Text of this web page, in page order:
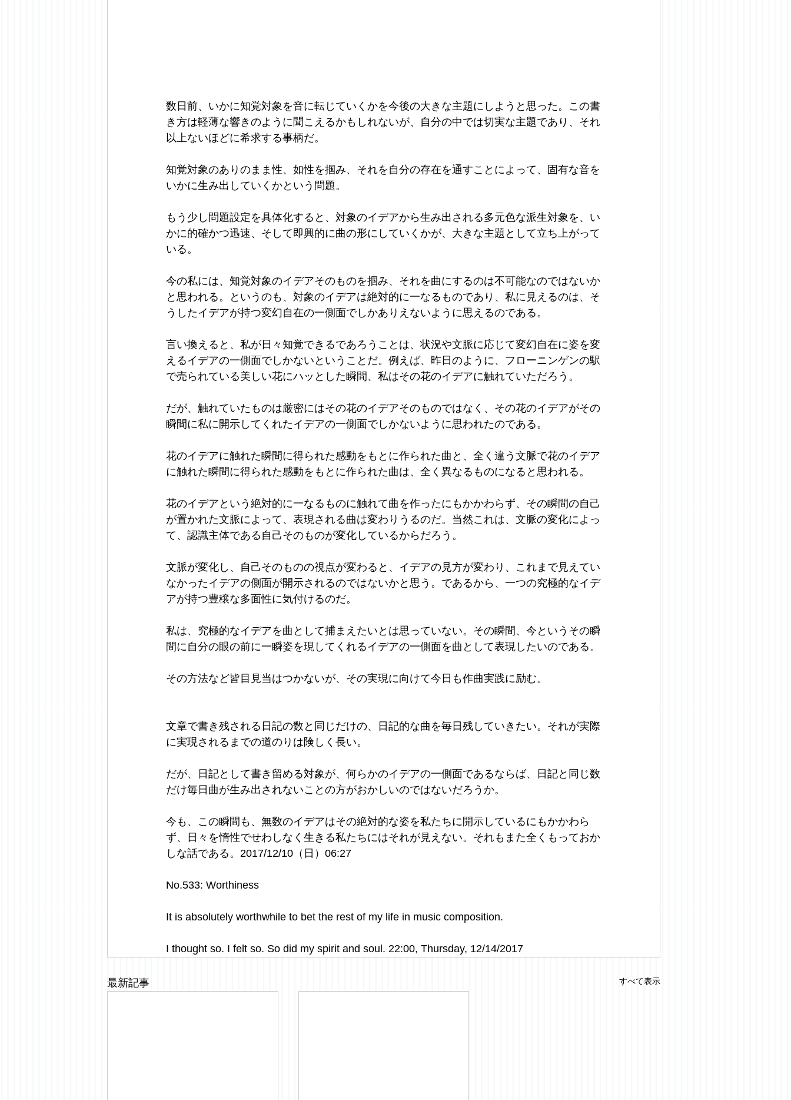
数日前、いかに知覚対象を音に転じていくかを今後の大きな主題にしようと思った。この書
き方は軽薄な響きのように聞こえるかもしれないが、自分の中では切実な主題であり、それ
以上ないほどに希求する事柄だ。
知覚対象のありのまま性、如性を掴み、それを自分の存在を通すことによって、固有な音を
いかに生み出していくかという問題。
もう少し問題設定を具体化すると、対象のイデアから生み出される多元色な派生対象を、い
かに的確かつ迅速、そして即興的に曲の形にしていくかが、大きな主題として立ち上がって
いる。
今の私には、知覚対象のイデアそのものを掴み、それを曲にするのは不可能なのではないか
と思われる。というのも、対象のイデアは絶対的に一なるものであり、私に見えるのは、そ
うしたイデアが持つ変幻自在の一側面でしかありえないように思えるのである。
言い換えると、私が日々知覚できるであろうことは、状況や文脈に応じて変幻自在に姿を変
えるイデアの一側面でしかないということだ。例えば、昨日のように、フローニンゲンの駅
で売られている美しい花にハッとした瞬間、私はその花のイデアに触れていただろう。
だが、触れていたものは厳密にはその花のイデアそのものではなく、その花のイデアがその
瞬間に私に開示してくれたイデアの一側面でしかないように思われたのである。
花のイデアに触れた瞬間に得られた感動をもとに作られた曲と、全く違う文脈で花のイデア
に触れた瞬間に得られた感動をもとに作られた曲は、全く異なるものになると思われる。
花のイデアという絶対的に一なるものに触れて曲を作ったにもかかわらず、その瞬間の自己
が置かれた文脈によって、表現される曲は変わりうるのだ。当然これは、文脈の変化によっ
て、認識主体である自己そのものが変化しているからだろう。
文脈が変化し、自己そのものの視点が変わると、イデアの見方が変わり、これまで見えてい
なかったイデアの側面が開示されるのではないかと思う。であるから、一つの究極的なイデ
アが持つ豊穣な多面性に気付けるのだ。
私は、究極的なイデアを曲として捕まえたいとは思っていない。その瞬間、今というその瞬
間に自分の眼の前に一瞬姿を現してくれるイデアの一側面を曲として表現したいのである。
その方法など皆目見当はつかないが、その実現に向けて今日も作曲実践に励む。
文章で書き残される日記の数と同じだけの、日記的な曲を毎日残していきたい。それが実際
に実現されるまでの道のりは険しく長い。
だが、日記として書き留める対象が、何らかのイデアの一側面であるならば、日記と同じ数
だけ毎日曲が生み出されないことの方がおかしいのではないだろうか。
今も、この瞬間も、無数のイデアはその絶対的な姿を私たちに開示しているにもかかわら
ず、日々を惰性でせわしなく生きる私たちにはそれが見えない。それもまた全くもっておか
しな話である。2017/12/10（日）06:27
No.533: Worthiness
It is absolutely worthwhile to bet the rest of my life in music composition.
I thought so. I felt so. So did my spirit and soul. 22:00, Thursday, 12/14/2017
最新記事 すべて表示